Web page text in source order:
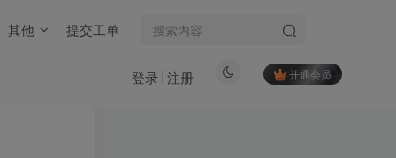
其他 提交工单
开通会员
登录 注册